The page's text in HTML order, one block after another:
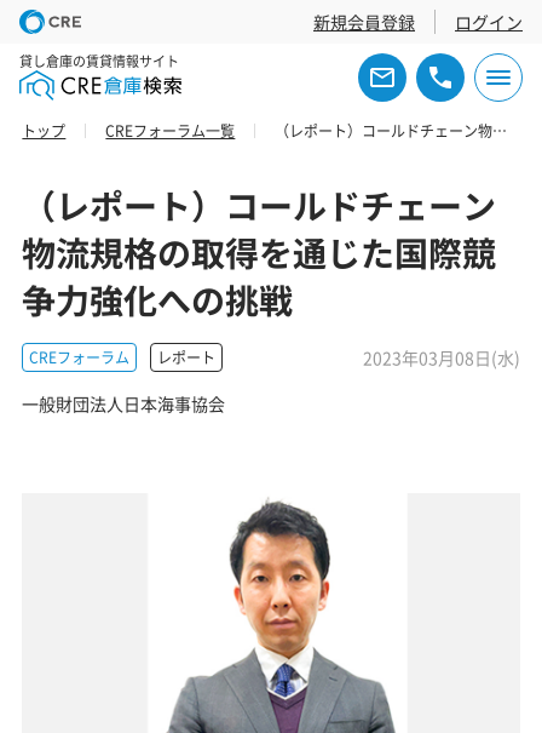
新規会員登録 ログイン
貸し倉庫の賃貸情報サイト
トップ CREフォーラム一覧 （レポート）コールドチェーン物流規格の取得を通じた国際競争力強化への挑戦
（レポート）コールドチェーン
物流規格の取得を通じた国際競
争力強化への挑戦
CREフォーラム レポート
2023年03月08日(水)
一般財団法人日本海事協会